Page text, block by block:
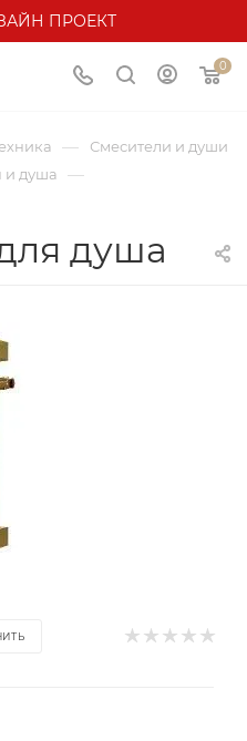
ПРОЕКТ
0
— Смесители и души
и душа —
душа